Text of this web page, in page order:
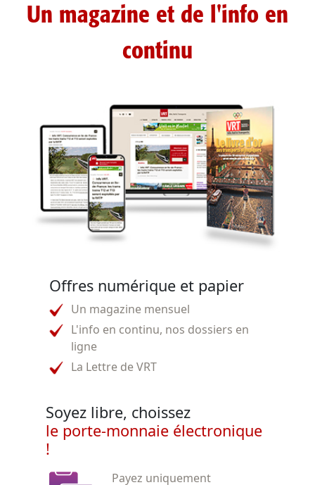
Un magazine et de l'info en
continu
Offres numérique et papier
Un magazine mensuel
L'info en continu, nos dossiers en
ligne
La Lettre de VRT
Soyez libre, choissez
le porte-monnaie électronique
!
Payez uniquement